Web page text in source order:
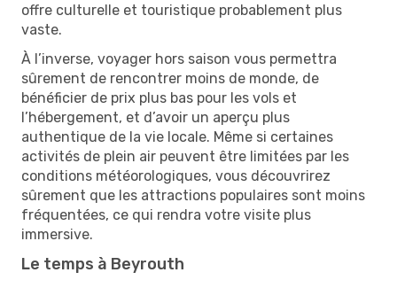
offre culturelle et touristique probablement plus
vaste.
À l’inverse, voyager hors saison vous permettra
sûrement de rencontrer moins de monde, de
bénéficier de prix plus bas pour les vols et
l’hébergement, et d’avoir un aperçu plus
authentique de la vie locale. Même si certaines
activités de plein air peuvent être limitées par les
conditions météorologiques, vous découvrirez
sûrement que les attractions populaires sont moins
fréquentées, ce qui rendra votre visite plus
immersive.
Le temps à Beyrouth